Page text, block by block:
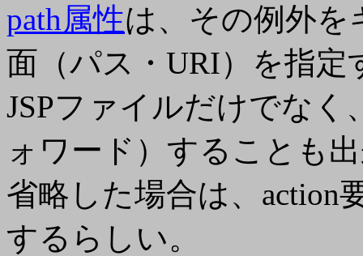
path属性は、その例外を
面（パス・URI）を指定
JSPファイルだけでな
ォワード）することも
省略した場合は、action
するらしい。